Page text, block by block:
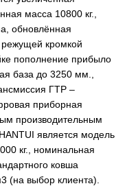
масса 10800 кг.,
обновлённая
кромкой
пополнение прибыло
база до 3250 мм.,
ГТР –
приборная
производительным
является модель
кг., номинальная
ковша
(на выбор клиента).